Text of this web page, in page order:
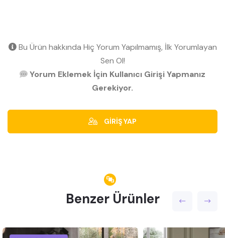
Bu Ürün hakkında Hiç Yorum Yapılmamış, İlk Yorumlayan
Sen Ol!
Yorum Eklemek İçin Kullanıcı Girişi Yapmanız
Gerekiyor.
GİRİŞ YAP
Benzer Ürünler